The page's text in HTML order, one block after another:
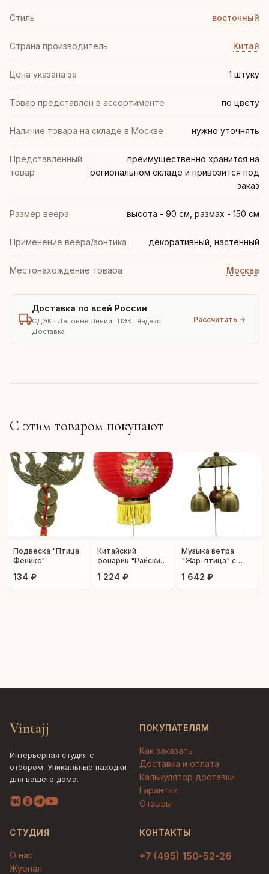
Стиль восточный
Страна производитель Китай
Цена указана за 1 штуку
Товар представлен в ассортименте по цвету
Наличие товара на складе в Москве нужно уточнять
Представленный
товар
преимущественно хранится на
региональном складе и привозится под
заказ
Размер веера высота - 90 см, размах - 150 см
Применение веера/зонтика декоративный, настенный
Местонахождение товара Москва
Доставка по всей России
СДЭК · Деловые Линии · ПЭК · Яндекс
Доставка
Рассчитать →
С этим товаром покупают
Подвеска "Птица
Феникс"
134 ₽
Китайский
фонарик "Райские
1 224 ₽
Музыка ветра
"Жар-птица" с
1 642 ₽
Vintajj
Интерьерная студия с
отбором. Уникальные находки
для вашего дома.
ПОКУПАТЕЛЯМ
Как заказать
Доставка и оплата
Калькулятор доставки
Гарантии
Отзывы
СТУДИЯ
О нас
Журнал
КОНТАКТЫ
+7 (495) 150-52-26